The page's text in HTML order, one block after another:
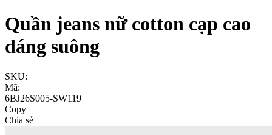
Quần jeans nữ cotton cạp cao
dáng suông
SKU:
Mã:
6BJ26S005-SW119
Copy
Chia sẻ